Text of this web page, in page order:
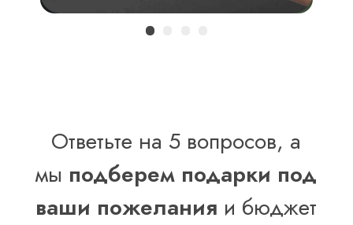
Ответьте на 5 вопросов, а
мы подберем подарки под
ваши пожелания и бюджет